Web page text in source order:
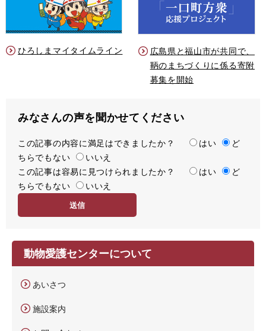
ひろしまマイタイムライン
広島県と福山市が共同で、
鞆のまちづくりに係る寄附
募集を開始
みなさんの声を聞かせてください
満
足
度
この記事の内容に満足はできましたか？ はい
ど
ちらでもない
いいえ
容
易
この記事は容易に見つけられましたか？ はい
ど
ちらでもない
いいえ
動物愛護センターについて
あいさつ
施設案内